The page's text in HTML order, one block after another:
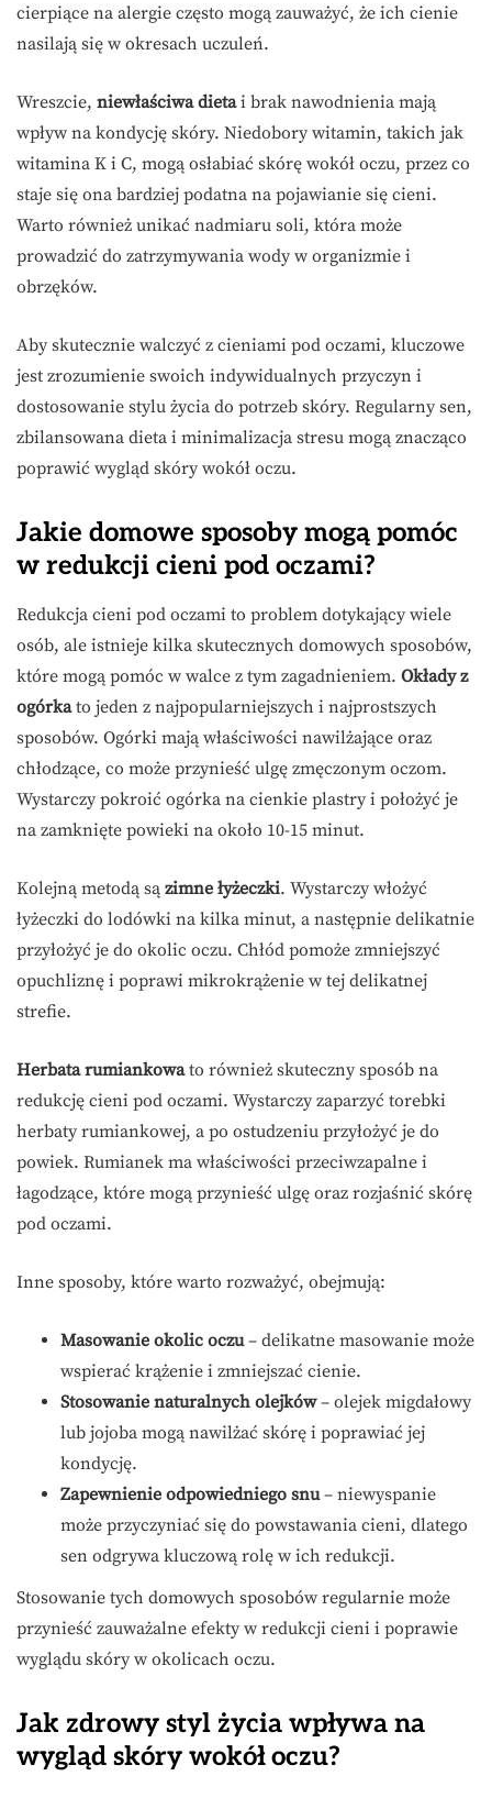
cierpiące na alergie często mogą zauważyć, że ich cienie
nasilają się w okresach uczuleń.
Wreszcie, niewłaściwa dietai brak nawodnienia mają
wpływ na kondycję skóry. Niedobory witamin, takich jak
witamina K i C, mogą osłabiać skórę wokół oczu, przez co
staje się ona bardziej podatna na pojawianie się cieni.
Warto również unikać nadmiaru soli, która może
prowadzić do zatrzymywania wody w organizmie i
obrzęków.
Aby skutecznie walczyć z cieniami pod oczami, kluczowe
jest zrozumienie swoich indywidualnych przyczyn i
dostosowanie stylu życia do potrzeb skóry. Regularny sen,
zbilansowana dieta i minimalizacja stresu mogą znacząco
poprawić wygląd skóry wokół oczu.
Jakie domowe sposoby mogą pomóc
w redukcji cieni pod oczami?
Redukcja cieni pod oczami to problem dotykający wiele
osób, ale istnieje kilka skutecznych domowych sposobów,
które mogą pomóc w walce z tym zagadnieniem. Okłady z
ogórkato jeden z najpopularniejszych i najprostszych
sposobów. Ogórki mają właściwości nawilżające oraz
chłodzące, co może przynieść ulgę zmęczonym oczom.
Wystarczy pokroić ogórka na cienkie plastry i położyć je
na zamknięte powieki na około 10-15 minut.
Kolejną metodą są zimne łyżeczki. Wystarczy włożyć
łyżeczki do lodówki na kilka minut, a następnie delikatnie
przyłożyć je do okolic oczu. Chłód pomoże zmniejszyć
opuchliznę i poprawi mikrokrążenie w tej delikatnej
strefie.
Herbata rumiankowato również skuteczny sposób na
redukcję cieni pod oczami. Wystarczy zaparzyć torebki
herbaty rumiankowej, a po ostudzeniu przyłożyć je do
powiek. Rumianek ma właściwości przeciwzapalne i
łagodzące, które mogą przynieść ulgę oraz rozjaśnić skórę
pod oczami.
Inne sposoby, które warto rozważyć, obejmują:
Masowanie okolic oczu– delikatne masowanie może
wspierać krążenie i zmniejszać cienie.
Stosowanie naturalnych olejków– olejek migdałowy
lub jojoba mogą nawilżać skórę i poprawiać jej
kondycję.
Zapewnienie odpowiedniego snu– niewyspanie
może przyczyniać się do powstawania cieni, dlatego
sen odgrywa kluczową rolę w ich redukcji.
Stosowanie tych domowych sposobów regularnie może
przynieść zauważalne efekty w redukcji cieni i poprawie
wyglądu skóry w okolicach oczu.
Jak zdrowy styl życia wpływa na
wygląd skóry wokół oczu?